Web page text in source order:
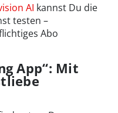
AI kannst Du die
testen –
Abo
App“: Mit